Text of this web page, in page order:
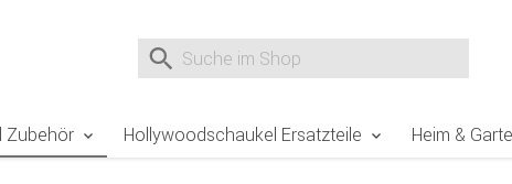
Suche nach
Zubehör Hollywoodschaukel Ersatzteile Heim &